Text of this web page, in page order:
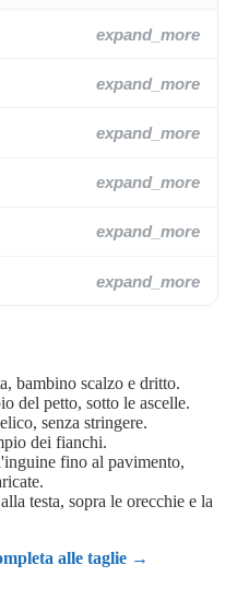
expand_more
expand_more
expand_more
expand_more
expand_more
expand_more
bambino scalzo e dritto.
del petto, sotto le ascelle.
senza stringere.
dei fianchi.
fino al pavimento,
testa, sopra le orecchie e la
alle taglie →